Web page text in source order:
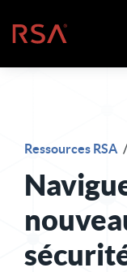
Accueil
Ressources RSA